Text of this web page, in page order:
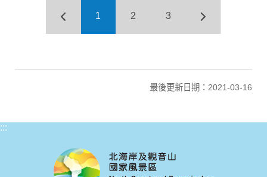
1 2 3
最後更新日期：2021-03-16
:::